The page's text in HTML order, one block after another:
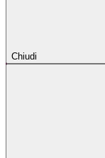
Chiudi